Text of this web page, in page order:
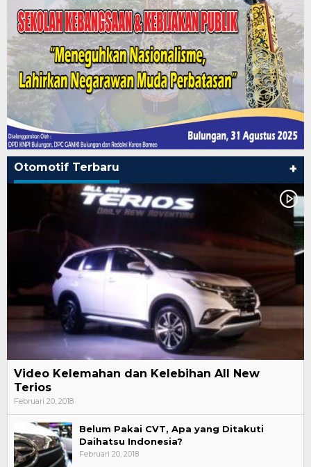
Otomotif Terbaru +
Video Kelemahan dan Kelebihan All New
Terios
Februari 20, 2018
Belum Pakai CVT, Apa yang Ditakuti
Daihatsu Indonesia?
Februari 20, 2018